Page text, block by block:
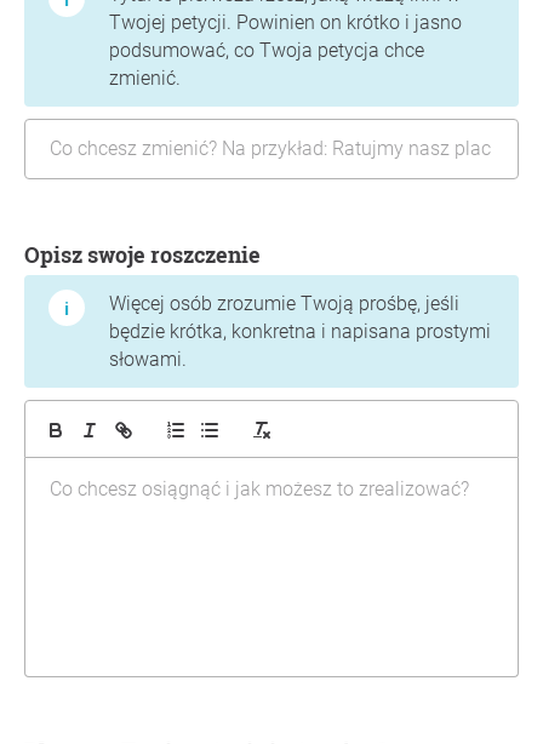
Twojej petycji. Powinien on krótko i jasno
podsumować, co Twoja petycja chce
zmienić.
Opisz swoje roszczenie
Więcej osób zrozumie Twoją prośbę, jeśli
będzie krótka, konkretna i napisana prostymi
słowami.